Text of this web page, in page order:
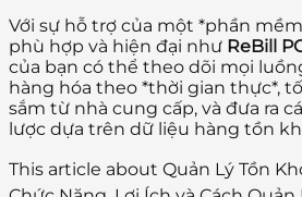
Với sự hỗ trợ của một *phần
phù hợp và hiện đại như ReBill
của bạn có thể theo dõi mọi
hàng hóa theo *thời gian thực*,
sắm từ nhà cung cấp, và đưa ra
lược dựa trên dữ liệu hàng tồn
This article about Quản Lý Tồn